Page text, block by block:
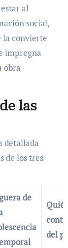
al
social,
la convierte
impregna
obra
las
detallada
de los tres
de
del